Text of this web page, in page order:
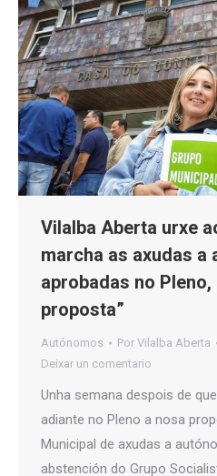
Vilalba Aberta urxe
marcha as axudas a
aprobadas no
proposta”
Autónomos Por Vilalba Aberta
Deixar un comentario
Unha semana despois de
adiante no Pleno a nosa
Municipal de axudas a
abstención do Grupo